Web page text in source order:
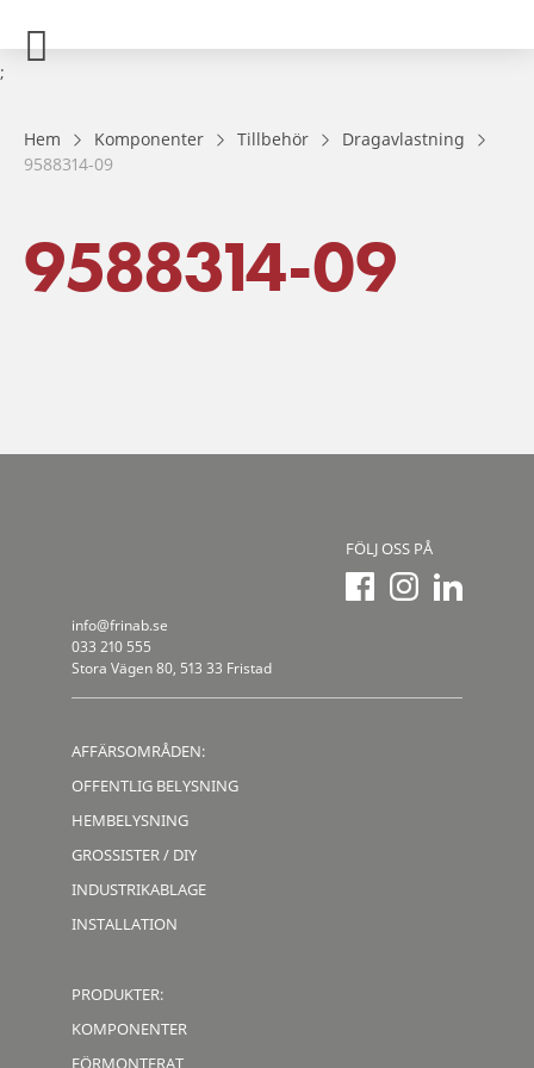
;
Hem Komponenter Tillbehör
Dragavlastning
9588314-09
9588314-09
info@frinab.se
033 210 555
Stora Vägen 80, 513 33 Fristad
FÖLJ OSS PÅ
AFFÄRSOMRÅDEN:
OFFENTLIG BELYSNING
HEMBELYSNING
GROSSISTER / DIY
INDUSTRIKABLAGE
INSTALLATION
PRODUKTER:
KOMPONENTER
FÖRMONTERAT